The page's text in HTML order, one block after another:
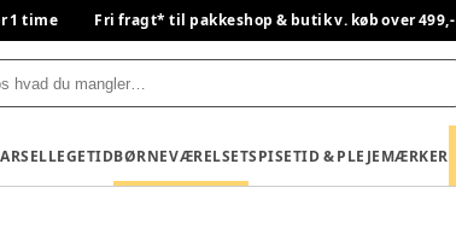
1 time Fri fragt* til pakkeshop & butik v. køb over 499,-
LEGETIDBØRNEVÆRELSETSPISETID & PLEJEMÆRKER